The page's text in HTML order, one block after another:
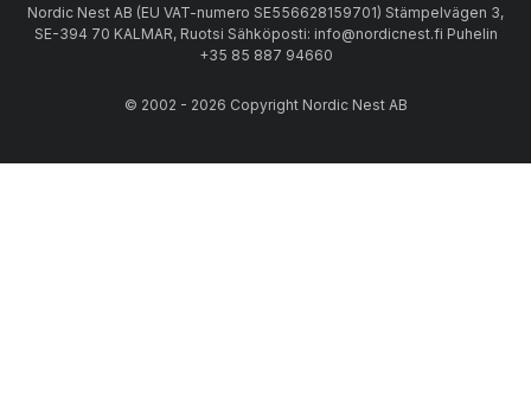
Nordic Nest AB (EU VAT-numero SE556628159701) Stämpelvägen 3,
SE-394 70 KALMAR, Ruotsi Sähköposti: info@nordicnest.fi Puhelin
+35 85 887 94660
© 2002 - 2026 Copyright Nordic Nest AB